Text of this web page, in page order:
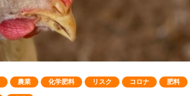
農業 化学肥料 リスク コロナ 肥料